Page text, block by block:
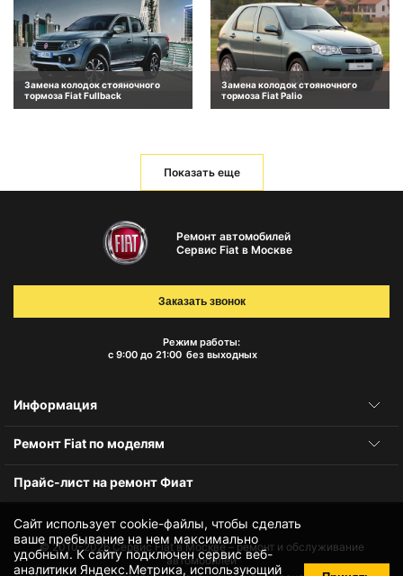
Замена колодок стояночного
тормоза Fiat Fullback
Замена колодок стояночного
тормоза Fiat Palio
Показать еще
Сайт использует cookie-файлы, чтобы сделать
ваше пребывание на нем максимально
удобным. К cайту подключен сервис веб-
аналитики Яндекс.Метрика, использующий
Ремонт автомобилей
Сервис Fiat в Москве
Режим работы:
с 9:00 до 21:00 без выходных
Заказать звонок
Информация
Ремонт Fiat по моделям
Прайс-лист на ремонт Фиат
© 2010-2026Сервис Fiat в Москве – ремонт и обслуживание
автомобилей